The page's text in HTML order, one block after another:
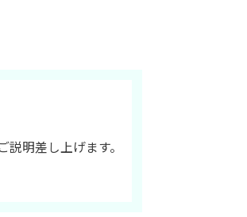
明差し上げます。